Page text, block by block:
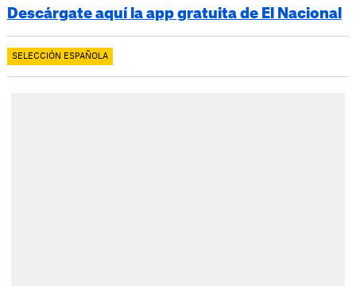
Descárgate aquí la app gratuita de El Nacional
SELECCIÓN ESPAÑOLA